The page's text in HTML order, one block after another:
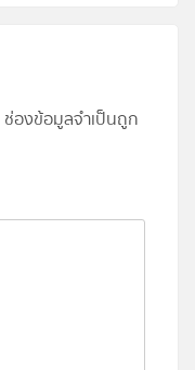
ช่องข้อมูลจำเป็นถูก